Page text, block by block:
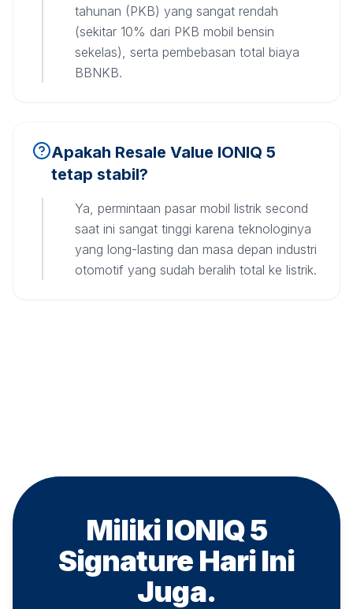
tahunan (PKB) yang sangat rendah
(sekitar 10% dari PKB mobil bensin
sekelas), serta pembebasan total biaya
BBNKB.
Apakah Resale Value IONIQ 5
tetap stabil?
Ya, permintaan pasar mobil listrik second
saat ini sangat tinggi karena teknologinya
yang long-lasting dan masa depan industri
otomotif yang sudah beralih total ke listrik.
Miliki IONIQ 5
Signature Hari Ini
Juga.